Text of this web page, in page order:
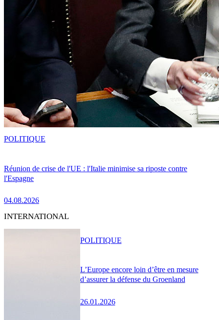
Réunion de crise de l'UE : l'Italie minimise sa riposte contre
l'Espagne
04.08.2026
POLITIQUE
INTERNATIONAL
L’Europe encore loin d’être en mesure
d’assurer la défense du Groenland
26.01.2026
POLITIQUE